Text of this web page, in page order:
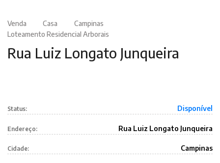
Venda Casa
Campinas
Loteamento Residencial Arborais
Rua Luiz Longato Junqueira
Status: Disponível
Endereço: Rua Luiz Longato Junqueira
Cidade: Campinas